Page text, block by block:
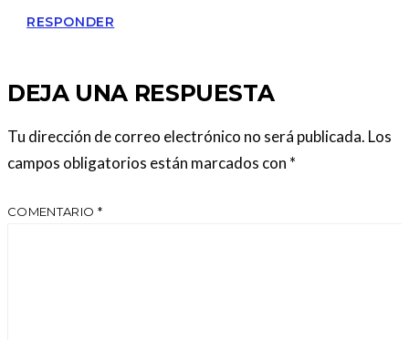
RESPONDER
DEJA UNA RESPUESTA
Tu dirección de correo electrónico no será publicada. Los
campos obligatorios están marcados con *
COMENTARIO *